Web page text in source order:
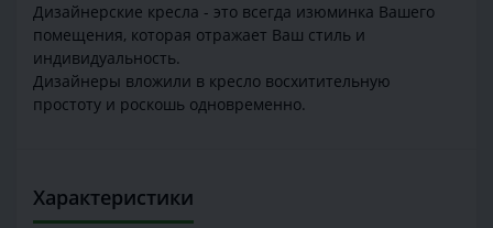
Дизайнерские кресла - это всегда изюминка Вашего
помещения, которая отражает Ваш стиль и
индивидуальность.
Дизайнеры вложили в кресло восхитительную
простоту и роскошь одновременно.
Характеристики